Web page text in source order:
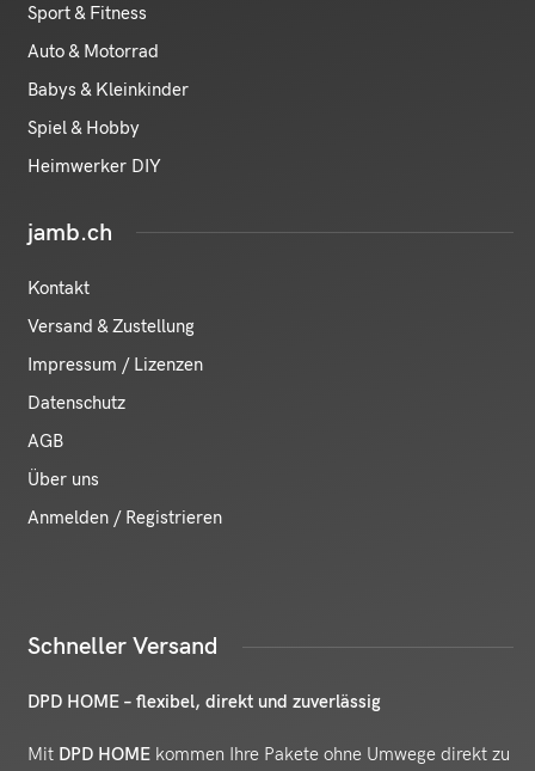
Sport & Fitness
Auto & Motorrad
Babys & Kleinkinder
Spiel & Hobby
Heimwerker DIY
jamb.ch
Kontakt
Versand & Zustellung
Impressum / Lizenzen
Datenschutz
AGB
Über uns
Anmelden / Registrieren
Schneller Versand
DPD HOME – flexibel, direkt und zuverlässig
Mit DPD HOME kommen Ihre Pakete ohne Umwege direkt zu